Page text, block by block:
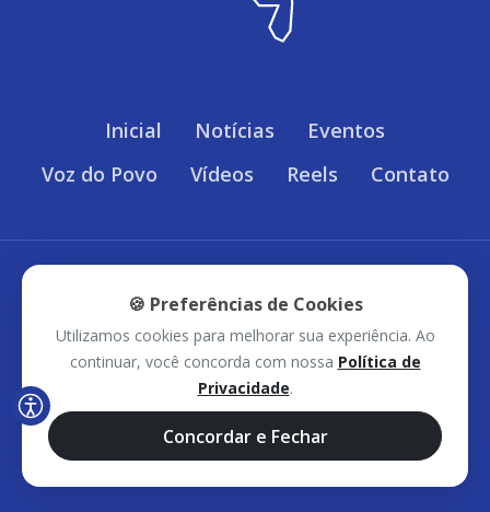
Inicial Notícias
Eventos
Voz do Povo
Vídeos Reels Contato
Sudoeste Bahia © 2026 - Todos os direitos
reservados.
🍪 Preferências de Cookies
Utilizamos cookies para melhorar sua experiência. Ao
continuar, você concorda com nossa Política de
Privacidade.
Concordar e Fechar